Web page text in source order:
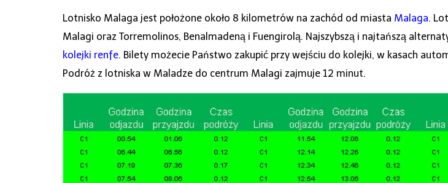
Lotnisko Malaga jest położone około 8 kilometrów na zachód od miasta Malaga.
Malagi oraz Torremolinos, Benalmadeną i Fuengirolą. Najszybszą i najtańszą
kolejki renfe. Bilety możecie Państwo zakupić przy wejściu do kolejki, w kasach
Podróż z lotniska w Maladze do centrum Malagi zajmuje 12 minut.